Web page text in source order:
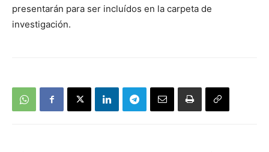
presentarán para ser incluídos en la carpeta de
investigación.